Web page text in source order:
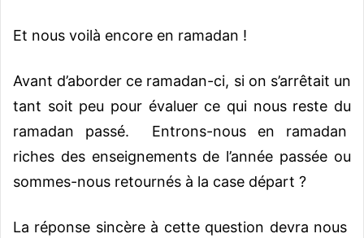
Et nous voilà encore en ramadan !
Avant d’aborder ce ramadan-ci, si on s’arrêtait un
tant soit peu pour évaluer ce qui nous reste du
ramadan passé. Entrons-nous en ramadan
riches des enseignements de l’année passée ou
sommes-nous retournés à la case départ ?
La réponse sincère à cette question devra nous